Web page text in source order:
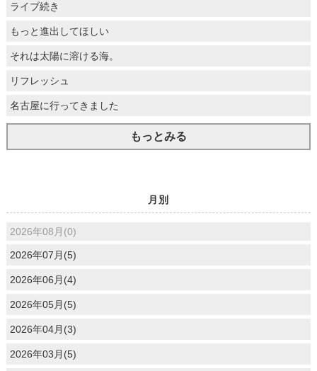
ライブ続き
もっと進出してほしい
それは太陽に溶ける海。
リフレッシュ
名古屋に行ってきました
もっとみる
月別
2026年08月(0)
2026年07月(5)
2026年06月(4)
2026年05月(5)
2026年04月(3)
2026年03月(5)